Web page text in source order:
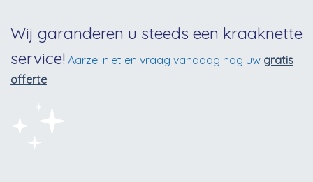
Wij garanderen u steeds een kraaknette
service! Aarzel niet en vraag vandaag nog uw gratis
offerte.